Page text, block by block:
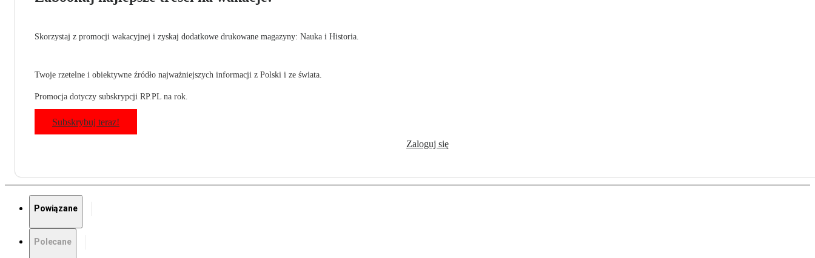
Skorzystaj z promocji wakacyjnej i zyskaj dodatkowe drukowane magazyny: Nauka i Historia.
Twoje rzetelne i obiektywne źródło najważniejszych informacji z Polski i ze świata.
Promocja dotyczy subskrypcji RP.PL na rok.
Subskrybuj teraz!
Zaloguj się
Powiązane
Polecane